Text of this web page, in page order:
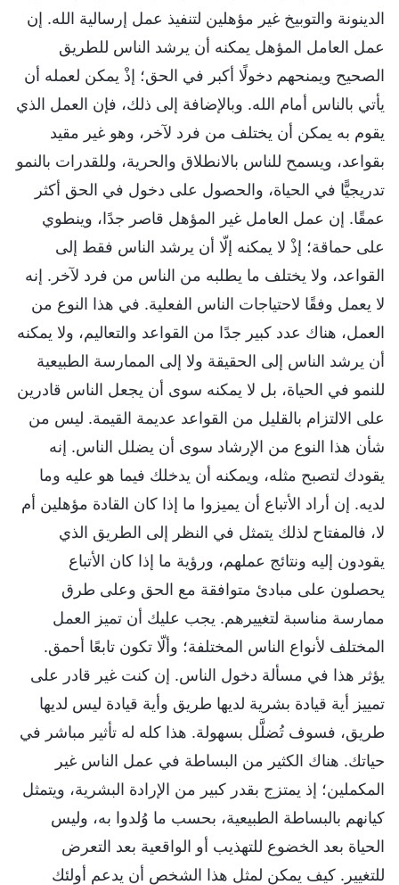
الدينونة والتوبيخ غير مؤهلين لتنفيذ عمل إرسالية الله. إن
عمل العامل المؤهل يمكنه أن يرشد الناس للطريق
الصحيح ويمنحهم دخولًا أكبر في الحق؛ إذْ يمكن لعمله أن
يأتي بالناس أمام الله. وبالإضافة إلى ذلك، فإن العمل الذي
يقوم به يمكن أن يختلف من فرد لآخر، وهو غير مقيد
بقواعد، ويسمح للناس بالانطلاق والحرية، وللقدرات بالنمو
تدريجيًّا في الحياة، والحصول على دخول في الحق أكثر
عمقًا. إن عمل العامل غير المؤهل قاصر جدًا، وينطوي
على حماقة؛ إذْ لا يمكنه إلّا أن يرشد الناس فقط إلى
القواعد، ولا يختلف ما يطلبه من الناس من فرد لآخر. إنه
لا يعمل وفقًا لاحتياجات الناس الفعلية. في هذا النوع من
العمل، هناك عدد كبير جدًا من القواعد والتعاليم، ولا يمكنه
أن يرشد الناس إلى الحقيقة ولا إلى الممارسة الطبيعية
للنمو في الحياة، بل لا يمكنه سوى أن يجعل الناس قادرين
على الالتزام بالقليل من القواعد عديمة القيمة. ليس من
شأن هذا النوع من الإرشاد سوى أن يضلل الناس. إنه
يقودك لتصبح مثله، ويمكنه أن يدخلك فيما هو عليه وما
لديه. إن أراد الأتباع أن يميزوا ما إذا كان القادة مؤهلين أم
لا، فالمفتاح لذلك يتمثل في النظر إلى الطريق الذي
يقودون إليه ونتائج عملهم، ورؤية ما إذا كان الأتباع
يحصلون على مبادئ متوافقة مع الحق وعلى طرق
ممارسة مناسبة لتغييرهم. يجب عليك أن تميز العمل
المختلف لأنواع الناس المختلفة؛ وألّا تكون تابعًا أحمق.
يؤثر هذا في مسألة دخول الناس. إن كنت غير قادر على
تمييز أية قيادة بشرية لديها طريق وأية قيادة ليس لديها
طريق، فسوف تُضلَّل بسهولة. هذا كله له تأثير مباشر في
حياتك. هناك الكثير من البساطة في عمل الناس غير
المكملين؛ إذ يمتزج بقدر كبير من الإرادة البشرية، ويتمثل
كيانهم بالبساطة الطبيعية، بحسب ما وُلدوا به، وليس
الحياة بعد الخضوع للتهذيب أو الواقعية بعد التعرض
للتغيير. كيف يمكن لمثل هذا الشخص أن يدعم أولئك